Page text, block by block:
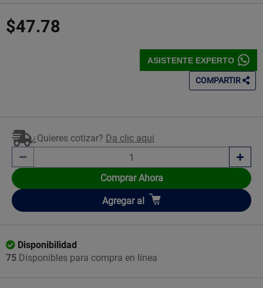
Estrellas!
$47.78
ASISTENTE EXPERTO
COMPARTIR
¿Quieres cotizar? Da clic aquí
Comprar Ahora
Añadir
Agregar al
Disponibilidad
75 Disponibles para compra en línea